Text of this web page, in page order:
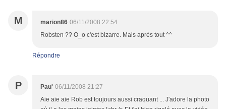
M marion86 06/11/2008 22:54
Robsten ?? O_o c'est bizarre. Mais après tout ^^
Répondre
P Pau' 06/11/2008 21:27
Aie aie aie Rob est toujours aussi craquant ... J'adore la photo